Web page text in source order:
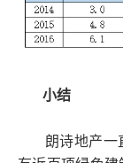
小结
朗诗地产一直